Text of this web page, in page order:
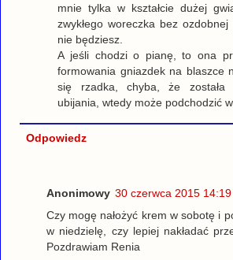
mnie tylka w kształcie dużej
zwykłego woreczka bez
nie będziesz.
A jeśli chodzi o pianę, to ona
formowania gniazdek na blaszce
się rzadka, chyba, że została
ubijania, wtedy może podchodzić
Odpowiedz
Anonimowy 30 czerwca 2015 14:19
Czy mogę nałożyć krem w sobotę i
w niedzielę, czy lepiej nakładać
Pozdrawiam Renia